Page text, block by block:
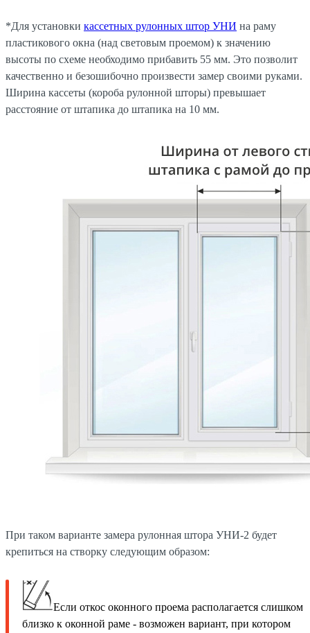
*Для установки кассетных рулонных штор УНИ на раму
пластикового окна (над световым проемом) к значению
высоты по схеме необходимо прибавить 55 мм. Это позволит
качественно и безошибочно произвести замер своими руками.
Ширина кассеты (короба рулонной шторы) превышает
расстояние от штапика до штапика на 10 мм.
При таком варианте замера рулонная штора УНИ-2 будет
крепиться на створку следующим образом:
Если откос оконного проема располагается слишком
близко к оконной раме - возможен вариант, при котором